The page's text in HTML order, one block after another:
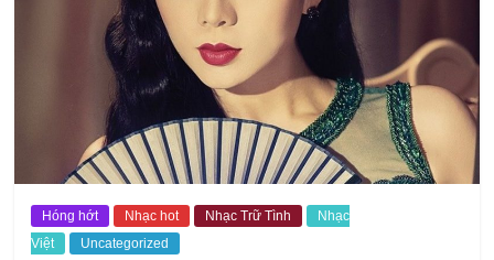
Hóng hớt Nhạc hot Nhạc Trữ Tình
Nhạc
Việt
Uncategorized